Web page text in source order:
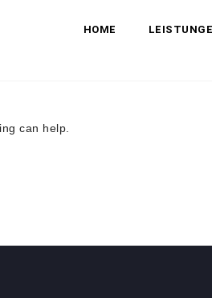
HOME
can help.